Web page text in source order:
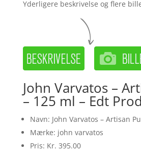
Yderligere beskrivelse og flere
John Varvatos –
– 125 ml – Edt
Navn: John Varvatos – Artisan
Mærke: john varvatos
Pris: Kr. 395.00